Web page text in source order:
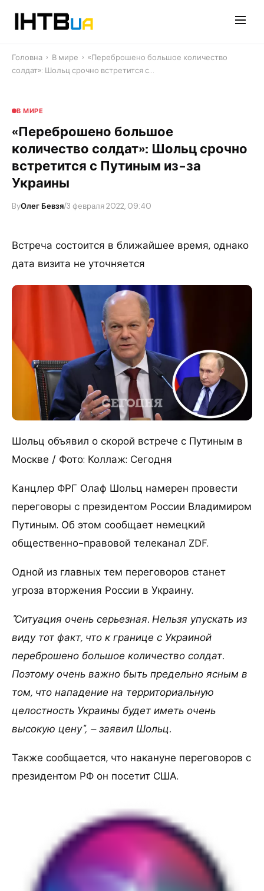
Головна › В мире › «Переброшено большое количество
солдат»: Шольц срочно встретится с…
В МИРЕ
«Переброшено большое
количество солдат»: Шольц срочно
встретится с Путиным из-за
Украины
ByОлег Бевзя/3 февраля 2022, 09:40
Встреча состоится в ближайшее время, однако
дата визита не уточняется
Шольц объявил о скорой встрече с Путиным в
Москве / Фото: Коллаж: Сегодня
Канцлер ФРГ Олаф Шольц намерен провести
переговоры с президентом России Владимиром
Путиным. Об этом сообщает немецкий
общественно-правовой телеканал ZDF.
Одной из главных тем переговоров станет
угроза вторжения России в Украину.
"Ситуация очень серьезная. Нельзя упускать из
виду тот факт, что к границе с Украиной
переброшено большое количество солдат.
Поэтому очень важно быть предельно ясным в
том, что нападение на территориальную
целостность Украины будет иметь очень
высокую цену", – заявил Шольц.
Также сообщается, что накануне переговоров с
президентом РФ он посетит США.